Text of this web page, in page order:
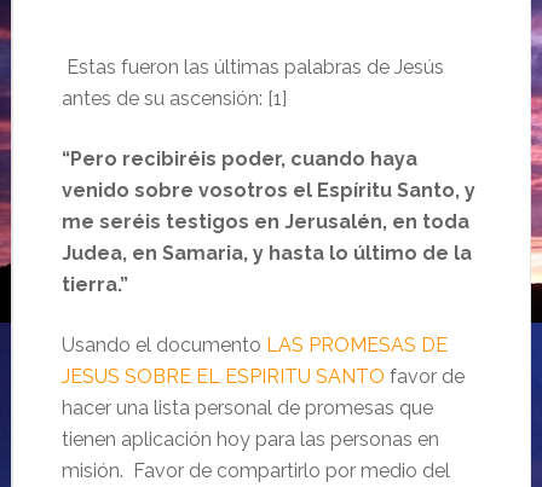
Estas fueron las últimas palabras de Jesús
antes de su ascensión: [1]
“Pero recibiréis poder, cuando haya
venido sobre vosotros el Espíritu Santo, y
me seréis testigos en Jerusalén, en toda
Judea, en Samaria, y hasta lo último de la
tierra.”
Usando el documento LAS PROMESAS DE
JESUS SOBRE EL ESPIRITU SANTO favor de
hacer una lista personal de promesas que
tienen aplicación hoy para las personas en
misión. Favor de compartirlo por medio del